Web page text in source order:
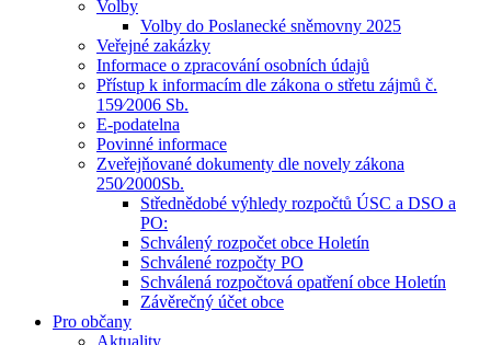
Volby
Volby do Poslanecké sněmovny 2025
Veřejné zakázky
Informace o zpracování osobních údajů
Přístup k informacím dle zákona o střetu zájmů č.
159⁄2006 Sb.
E-podatelna
Povinné informace
Zveřejňované dokumenty dle novely zákona
250⁄2000Sb.
Střednědobé výhledy rozpočtů ÚSC a DSO a
PO:
Schválený rozpočet obce Holetín
Schválené rozpočty PO
Schválená rozpočtová opatření obce Holetín
Závěrečný účet obce
Pro občany
Aktuality